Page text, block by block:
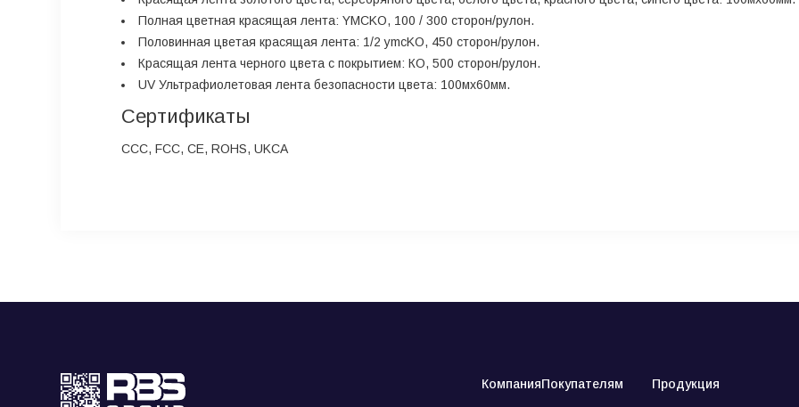
Полная цветная красящая лента: YMCKO, 100 / 300 сторон/рулон.
Половинная цветая красящая лента: 1/2 ymcKO, 450 сторон/рулон.
Красящая лента черного цвета с покрытием: КО, 500 сторон/рулон.
UV Ультрафиолетовая лента безопасности цвета: 100мх60мм.
Сертификаты
CCC, FCC, CE, ROHS, UKCA
КомпанияПокупателям Продукция